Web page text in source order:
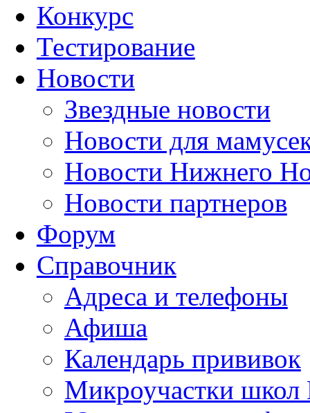
Конкурс
Тестирование
Новости
Звездные новости
Новости для
Новости Нижнего
Новости партнеров
Форум
Справочник
Адреса и телефоны
Афиша
Календарь прививок
Микроучастки школ